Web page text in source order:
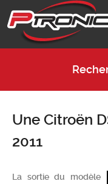
Une Citroën
2011
La sortie du modèle